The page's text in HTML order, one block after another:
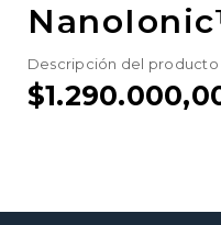
Descripción del producto